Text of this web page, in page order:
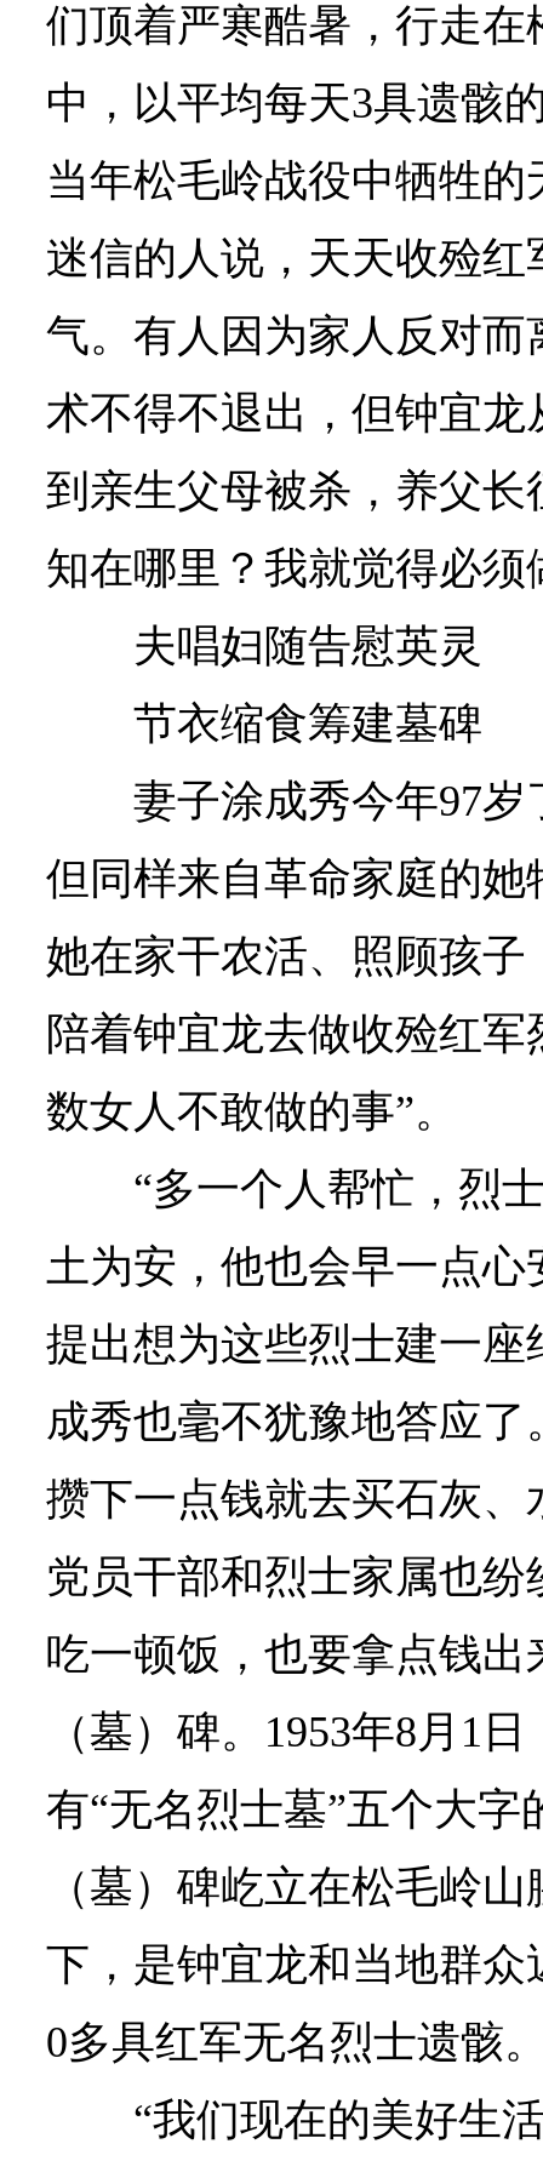
们顶着严寒酷暑，行走
中，以平均每天3具遗骸
当年松毛岭战役中牺牲
迷信的人说，天天收殓
气。有人因为家人反对
术不得不退出，但钟宜龙
到亲生父母被杀，养父
知在哪里？我就觉得必须
夫唱妇随告慰英灵
节衣缩食筹建墓碑
妻子涂成秀今年97
但同样来自革命家庭的
她在家干农活、照顾孩
陪着钟宜龙去做收殓红
数女人不敢做的事”。
“多一个人帮忙，烈
土为安，他也会早一点心
提出想为这些烈士建一
成秀也毫不犹豫地答应
攒下一点钱就去买石灰
党员干部和烈士家属也
吃一顿饭，也要拿点钱
（墓）碑。1953年8月1
有“无名烈士墓”五个大字
（墓）碑屹立在松毛岭
下，是钟宜龙和当地群众
0多具红军无名烈士遗骸
“我们现在的美好生